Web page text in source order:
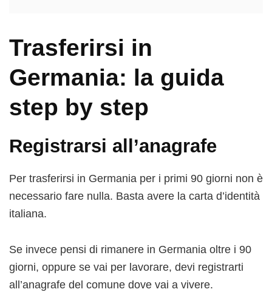
Trasferirsi in
Germania: la guida
step by step
Registrarsi all’anagrafe
Per trasferirsi in Germania per i primi 90 giorni non è
necessario fare nulla. Basta avere la carta d’identità
italiana.
Se invece pensi di rimanere in Germania oltre i 90
giorni, oppure se vai per lavorare, devi registrarti
all’anagrafe del comune dove vai a vivere.